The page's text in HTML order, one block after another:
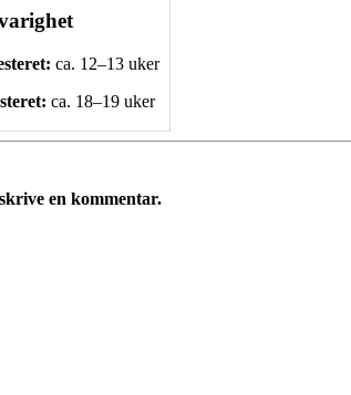
ca. 12–13 uker
ca. 18–19 uker
en kommentar.